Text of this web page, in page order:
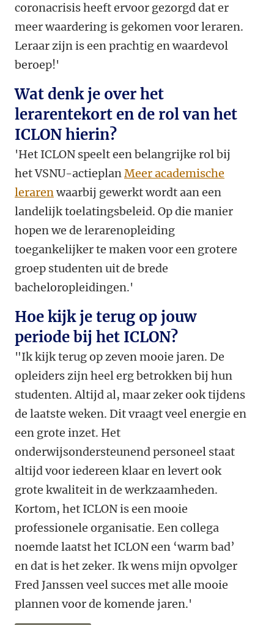
coronacrisis heeft ervoor gezorgd dat er
meer waardering is gekomen voor leraren.
Leraar zijn is een prachtig en waardevol
beroep!'
Wat denk je over het
lerarentekort en de rol van het
ICLON hierin?
'Het ICLON speelt een belangrijke rol bij
het VSNU-actieplanMeer academische
lerarenwaarbij gewerkt wordt aan een
landelijk toelatingsbeleid. Op die manier
hopen we de lerarenopleiding
toegankelijker te maken voor een grotere
groep studenten uit de brede
bacheloropleidingen.'
Hoe kijk je terug op jouw
periode bij het ICLON?
"Ik kijk terug op zeven mooie jaren. De
opleiders zijn heel erg betrokken bij hun
studenten. Altijd al, maar zeker ook tijdens
de laatste weken. Dit vraagt veel energie en
een grote inzet. Het
onderwijsondersteunend personeel staat
altijd voor iedereen klaar en levert ook
grote kwaliteit in de werkzaamheden.
Kortom, het ICLON is een mooie
professionele organisatie. Een collega
noemde laatst het ICLON een ‘warm bad’
en dat is het zeker. Ik wens mijn opvolger
Fred Janssen veel succes met alle mooie
plannen voor de komende jaren.'